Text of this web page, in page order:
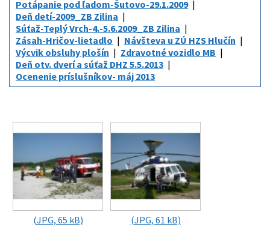
Potápanie pod ľadom-Šutovo-29.1.2009
Deň detí-2009_ZB Zilina
Súťaž-Teplý Vrch-4.-5.6.2009_ZB Zilina
Zásah-Hričov-lietadlo
Návšteva u ZÚ HZS Hlučín
Výcvik obsluhy plošín
Zdravotné vozidlo MB
Deň otv. dverí a súťaž DHZ 5.5.2013
Ocenenie príslušníkov- máj 2013
(JPG, 65 kB) (JPG, 61 kB)